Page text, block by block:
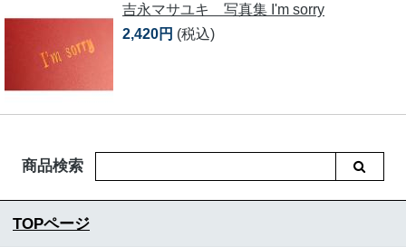
吉永マサユキ 写真集 I'm sorry
2,420円 (税込)
商品検索
TOPページ